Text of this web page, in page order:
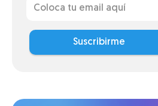
Suscribirme